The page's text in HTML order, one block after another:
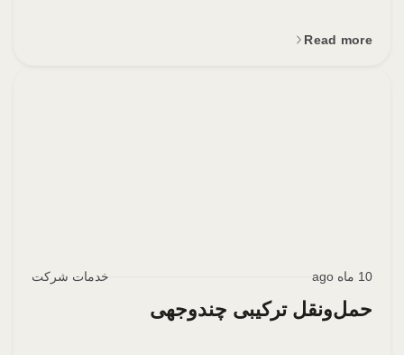
Read more
10 ماه ago خدمات شرکت
حمل‌ونقل ترکیبی چندوجهی